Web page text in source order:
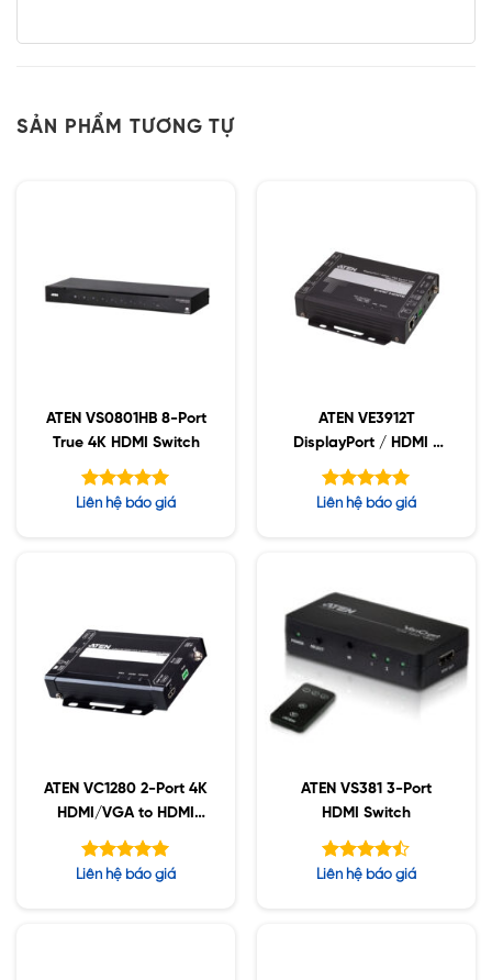
SẢN PHẨM TƯƠNG TỰ
ATEN VS0801HB 8-Port
True 4K HDMI Switch
Được xếp
Liên hệ báo giá
ATEN VE3912T
DisplayPort / HDMI /
VGA
Được xếp
Liên hệ báo giá
ATEN VC1280 2-Port 4K
HDMI/VGA to HDMI
VC1280
Được xếp
Liên hệ báo giá
ATEN VS381 3-Port
HDMI Switch
Được xếp
Liên hệ báo giá